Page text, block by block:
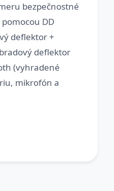
bezpečnostné
DD
deflektor +
deflektor
(vyhradené
mikrofón a